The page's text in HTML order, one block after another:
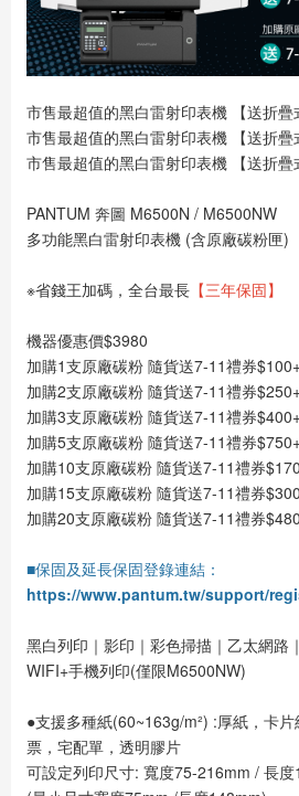
市售最超值的黑白雷射印表機 【送折疊
市售最超值的黑白雷射印表機 【送折疊
市售最超值的黑白雷射印表機 【送折疊
PANTUM 奔圖 M6500N / M6500NW
多功能黑白雷射印表機 (含原廠碳粉匣)
※省錢王加碼，全台最長 【三年保固】
機器優惠價$3980
加購1支原廠碳粉 隨貨送7-11禮券
加購2支原廠碳粉 隨貨送7-11禮券
加購3支原廠碳粉 隨貨送7-11禮券
加購5支原廠碳粉 隨貨送7-11禮券
加購10支原廠碳粉 隨貨送7-11禮券
加購15支原廠碳粉 隨貨送7-11禮券
加購20支原廠碳粉 隨貨送7-11禮券
■保固及延長保固登錄連結：
https://www.pantum.tw/support/
黑白列印｜影印｜彩色掃描｜乙太網路
WIFI+手機列印(僅限M6500NW)
●支援多種紙(60~163g/m²) :厚紙，卡
票，宅配單，透明膠片
可設定列印尺寸: 寬度75-216mm / 長